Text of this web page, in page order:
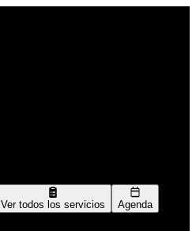
Ver todos los servicios Agenda